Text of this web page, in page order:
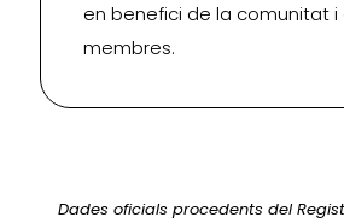
en benefici de la comunitat i
membres.
Dades oficials procedents del